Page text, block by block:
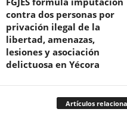
contra dos personas por
privación ilegal de la
libertad, amenazas,
lesiones y asociación
delictuosa en Yécora
Artículos